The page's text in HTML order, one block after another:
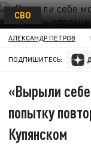
СВО
АЛЕКСАНДР ПЕТРОВ
ПОДПИШИТЕСЬ:
«Вырыли
попытку
Купянском